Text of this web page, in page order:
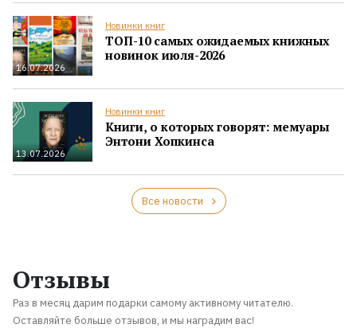
16.07.2026
Новинки книг
ТОП-10 самых ожидаемых книжных
новинок июля-2026
13.07.2026
Новинки книг
Книги, о которых говорят: мемуары
Энтони Хопкинса
Все новости
Отзывы
Раз в месяц дарим подарки самому активному читателю.
Оставляйте больше отзывов, и мы наградим вас!